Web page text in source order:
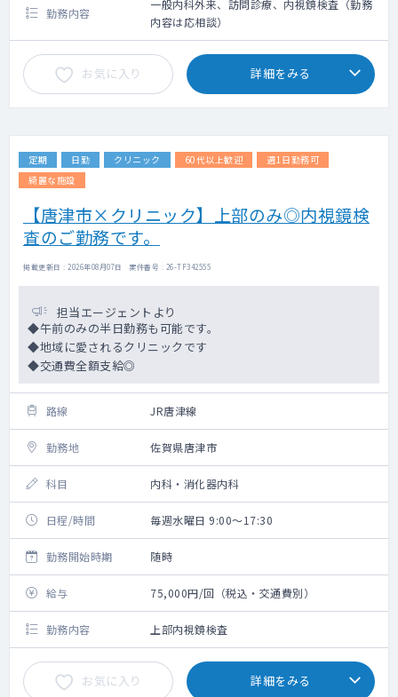
勤務内容
一般内科外来、訪問診療、内視鏡検査（勤務
内容は応相談）
お気に入り 詳細をみる
定期 日勤 クリニック 60代以上歓迎
週1日勤務可
綺麗な施設
【唐津市×クリニック】上部のみ◎内視鏡検
査のご勤務です。
掲載更新日 : 2026年08月07日 案件番号 : 26-TF342555
担当エージェントより
◆午前のみの半日勤務も可能です。
◆地域に愛されるクリニックです
◆交通費全額支給◎
路線 JR唐津線
勤務地 佐賀県唐津市
科目 内科・消化器内科
日程/時間 毎週水曜日 9:00～17:30
勤務開始時期 随時
給与 75,000円/回（税込・交通費別）
勤務内容 上部内視鏡検査
お気に入り 詳細をみる